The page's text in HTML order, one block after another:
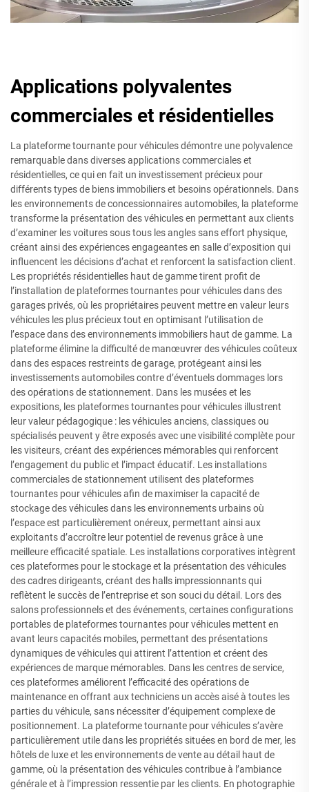
Applications polyvalentes
commerciales et résidentielles
La plateforme tournante pour véhicules démontre une polyvalence
remarquable dans diverses applications commerciales et
résidentielles, ce qui en fait un investissement précieux pour
différents types de biens immobiliers et besoins opérationnels. Dans
les environnements de concessionnaires automobiles, la plateforme
transforme la présentation des véhicules en permettant aux clients
d’examiner les voitures sous tous les angles sans effort physique,
créant ainsi des expériences engageantes en salle d’exposition qui
influencent les décisions d’achat et renforcent la satisfaction client.
Les propriétés résidentielles haut de gamme tirent profit de
l’installation de plateformes tournantes pour véhicules dans des
garages privés, où les propriétaires peuvent mettre en valeur leurs
véhicules les plus précieux tout en optimisant l’utilisation de
l’espace dans des environnements immobiliers haut de gamme. La
plateforme élimine la difficulté de manœuvrer des véhicules coûteux
dans des espaces restreints de garage, protégeant ainsi les
investissements automobiles contre d’éventuels dommages lors
des opérations de stationnement. Dans les musées et les
expositions, les plateformes tournantes pour véhicules illustrent
leur valeur pédagogique : les véhicules anciens, classiques ou
spécialisés peuvent y être exposés avec une visibilité complète pour
les visiteurs, créant des expériences mémorables qui renforcent
l’engagement du public et l’impact éducatif. Les installations
commerciales de stationnement utilisent des plateformes
tournantes pour véhicules afin de maximiser la capacité de
stockage des véhicules dans les environnements urbains où
l’espace est particulièrement onéreux, permettant ainsi aux
exploitants d’accroître leur potentiel de revenus grâce à une
meilleure efficacité spatiale. Les installations corporatives intègrent
ces plateformes pour le stockage et la présentation des véhicules
des cadres dirigeants, créant des halls impressionnants qui
reflètent le succès de l’entreprise et son souci du détail. Lors des
salons professionnels et des événements, certaines configurations
portables de plateformes tournantes pour véhicules mettent en
avant leurs capacités mobiles, permettant des présentations
dynamiques de véhicules qui attirent l’attention et créent des
expériences de marque mémorables. Dans les centres de service,
ces plateformes améliorent l’efficacité des opérations de
maintenance en offrant aux techniciens un accès aisé à toutes les
parties du véhicule, sans nécessiter d’équipement complexe de
positionnement. La plateforme tournante pour véhicules s’avère
particulièrement utile dans les propriétés situées en bord de mer, les
hôtels de luxe et les environnements de vente au détail haut de
gamme, où la présentation des véhicules contribue à l’ambiance
générale et à l’impression ressentie par les clients. En photographie